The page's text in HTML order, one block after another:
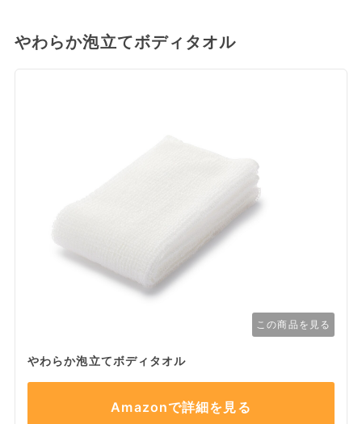
やわらか泡立てボディタオル
この商品を見る
やわらか泡立てボディタオル
Amazonで詳細を見る